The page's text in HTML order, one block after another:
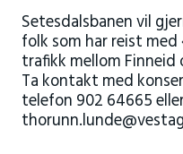
Setesdalsbanen vil
folk som har reist med
trafikk mellom Finneid
Ta kontakt med
telefon 902 64665